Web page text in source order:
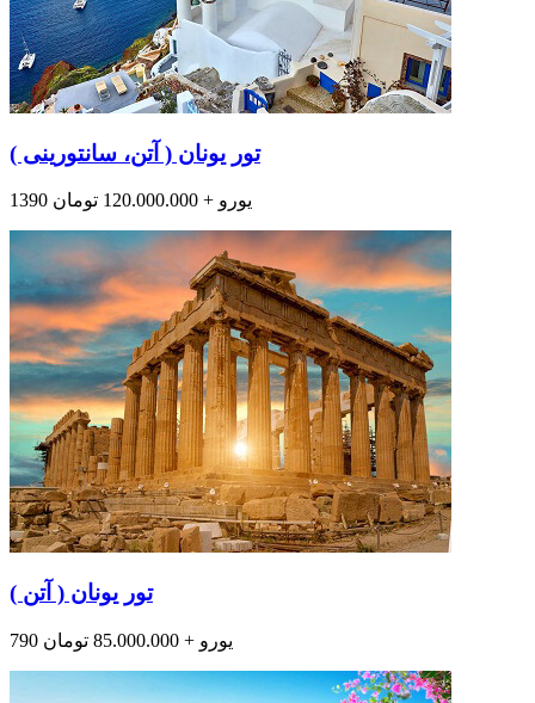
تور یونان ( آتن، سانتورینی )
1390 یورو + 120.000.000 تومان
تور یونان ( آتن )
790 یورو + 85.000.000 تومان